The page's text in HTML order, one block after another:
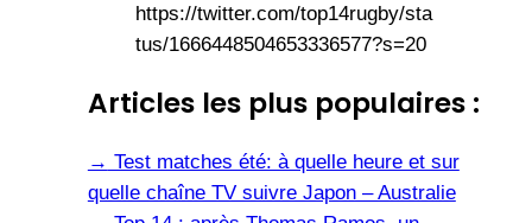
https://twitter.com/top14rugby/sta
tus/1666448504653336577?s=20
Articles les plus populaires :
→ Test matches été: à quelle heure et sur
quelle chaîne TV suivre Japon – Australie